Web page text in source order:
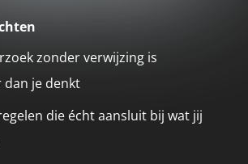
zonder verwijzing is
dan je denkt
die écht aansluit bij wat jij